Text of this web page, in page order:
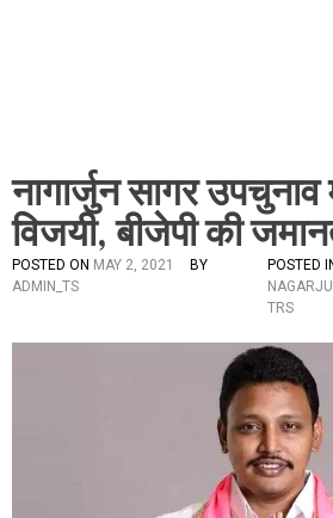
नागार्जुन सागर
विजयी, बीजेपी की
POSTED ON MAY 2, 2021
BY
ADMIN_TS
POSTED
TRS